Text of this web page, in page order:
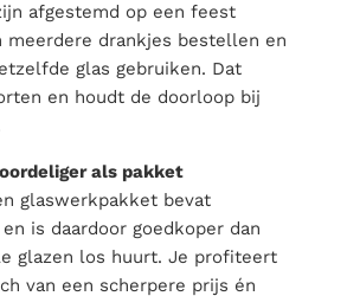
afgestemd op een feest
meerdere drankjes bestellen en
glas gebruiken. Dat
en houdt de doorloop bij
als pakket
glaswerkpakket bevat
is daardoor goedkoper dan
glazen los huurt. Je profiteert
van een scherpere prijs én